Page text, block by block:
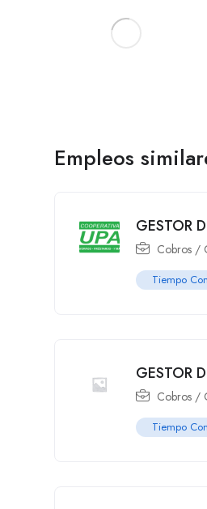
Empleos
GESTOR
Cobros /
Tiempo
GESTOR
Cobros /
Tiempo